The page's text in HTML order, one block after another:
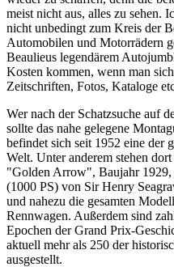
meist nicht aus, alles zu sehen.
nicht unbedingt zum Kreis der
Automobilen und Motorrädern
Beaulieus legendärem
Kosten kommen, wenn man
Zeitschriften, Fotos, Kataloge
Wer nach der Schatzsuche auf
sollte das nahe gelegene
befindet sich seit 1952 eine der
Welt. Unter anderem stehen
"Golden Arrow", Baujahr
(1000 PS) von Sir Henry
und nahezu die gesamten
Rennwagen. Außerdem sind
Epochen der Grand Prix-
aktuell mehr als 250 der
ausgestellt.